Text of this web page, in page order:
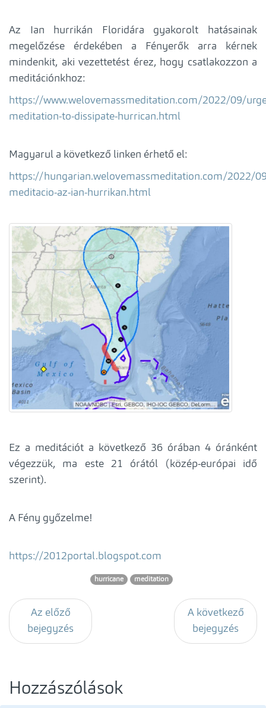
Az Ian hurrikán Floridára gyakorolt hatásainak
megelőzése érdekében a Fényerők arra kérnek
mindenkit, aki vezettetést érez, hogy csatlakozzon a
meditációnkhoz:
https://www.welovemassmeditation.com/2022/09/
meditation-to-dissipate-hurrican.html
Magyarul a következő linken érhető el:
https://hungarian.welovemassmeditation.com/2022/
meditacio-az-ian-hurrikan.html
Ez a meditációt a következő 36 órában 4 óránként
végezzük, ma este 21 órától (közép-európai idő
szerint).
A Fény győzelme!
https://2012portal.blogspot.com
hurricane meditation
Az előző
bejegyzés
A következő
bejegyzés
Hozzászólások